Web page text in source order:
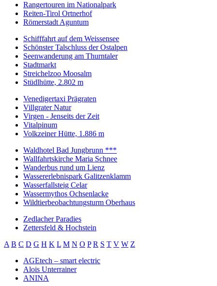
Rangertouren im Nationalpark
Reiten-Tirol Ortnerhof
Römerstadt Aguntum
Schifffahrt auf dem Weissensee
Schönster Talschluss der Ostalpen
Seenwanderung am Thurntaler
Stadtmarkt
Streichelzoo Moosalm
Stüdlhütte, 2.802 m
Venedigertaxi Prägraten
Villgrater Natur
Virgen - Jenseits der Zeit
Vitalpinum
Volkzeiner Hütte, 1.886 m
Waldhotel Bad Jungbrunn ***
Wallfahrtskirche Maria Schnee
Wanderbus rund um Lienz
Wassererlebnispark Galitzenklamm
Wasserfallsteig Celar
Wassermythos Ochsenlacke
Wildtierbeobachtungsturm Oberhaus
Zedlacher Paradies
Zettersfeld & Hochstein
A B C D G H K L M N O P R S T V W Z
AGEtech – smart electric
Alois Unterrainer
ANINA